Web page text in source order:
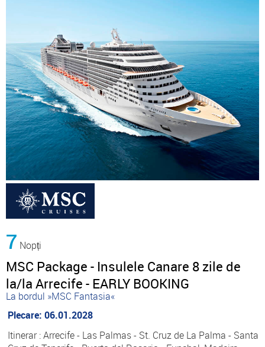
7 Nopți
MSC Package - Insulele Canare 8 zile de
la/la Arrecife - EARLY BOOKING
La bordul »MSC Fantasia«
Plecare: 06.01.2028
Itinerar : Arrecife - Las Palmas - St. Cruz de La Palma - Santa